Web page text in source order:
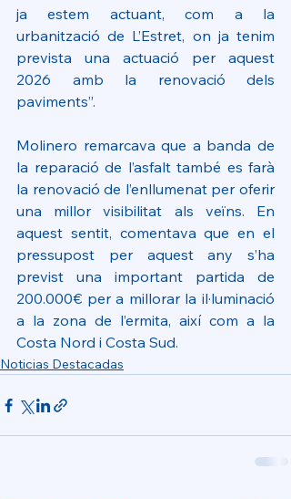
ja estem actuant, com a la
urbanització de L’Estret, on ja tenim
prevista una actuació per aquest
2026 amb la renovació dels
paviments”.
Molinero remarcava que a banda de
la reparació de l’asfalt també es farà
la renovació de l’enllumenat per oferir
una millor visibilitat als veïns. En
aquest sentit, comentava que en el
pressupost per aquest any s’ha
previst una important partida de
200.000€ per a millorar la il·luminació
a la zona de l’ermita, així com a la
Costa Nord i Costa Sud.
Noticias Destacadas